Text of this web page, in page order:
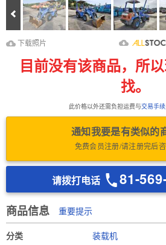
Prev
下载照片
下载照片
目前没有该商品，所
找。
此价格以外还需负担运费与交易手
通知我要是有类似的
免费会员注册/请注册完后
请拨打电话 81-
商品信息 重要提示
分类 装载机